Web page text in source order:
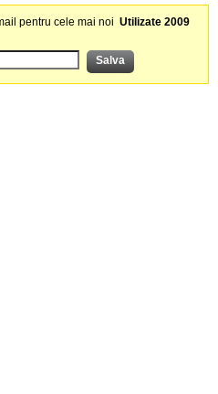
pentru cele mai noi Utilizate 2009